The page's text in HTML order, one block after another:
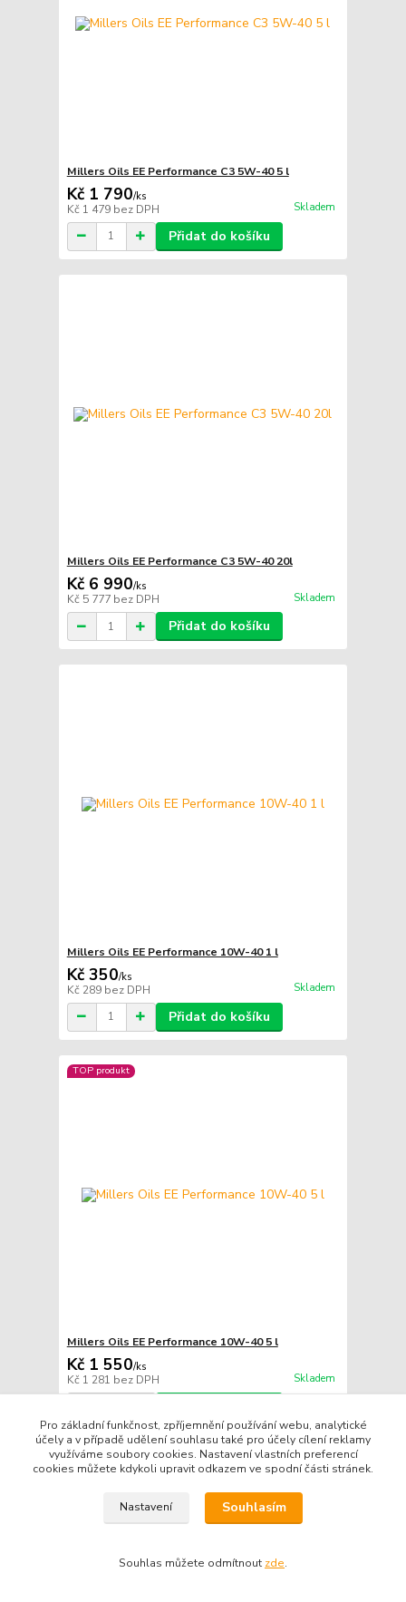
Millers Oils EE Performance C3 5W-40 5 l
Kč 1 790/ks
Kč 1 479 bez DPH Skladem
Přidat do košíku
Millers Oils EE Performance C3 5W-40 20l
Kč 6 990/ks
Kč 5 777 bez DPH Skladem
Přidat do košíku
Millers Oils EE Performance 10W-40 1 l
Kč 350/ks
Kč 289 bez DPH Skladem
Přidat do košíku
TOP produkt
Millers Oils EE Performance 10W-40 5 l
Kč 1 550/ks
Kč 1 281 bez DPH Skladem
TOP produkt
Pro základní funkčnost, zpříjemnění používání webu, analytické
účely a v případě udělení souhlasu také pro účely cílení reklamy
využíváme soubory cookies. Nastavení vlastních preferencí
cookies můžete kdykoli upravit odkazem ve spodní části stránek.
Nastavení Souhlasím
Souhlas můžete odmítnout zde.